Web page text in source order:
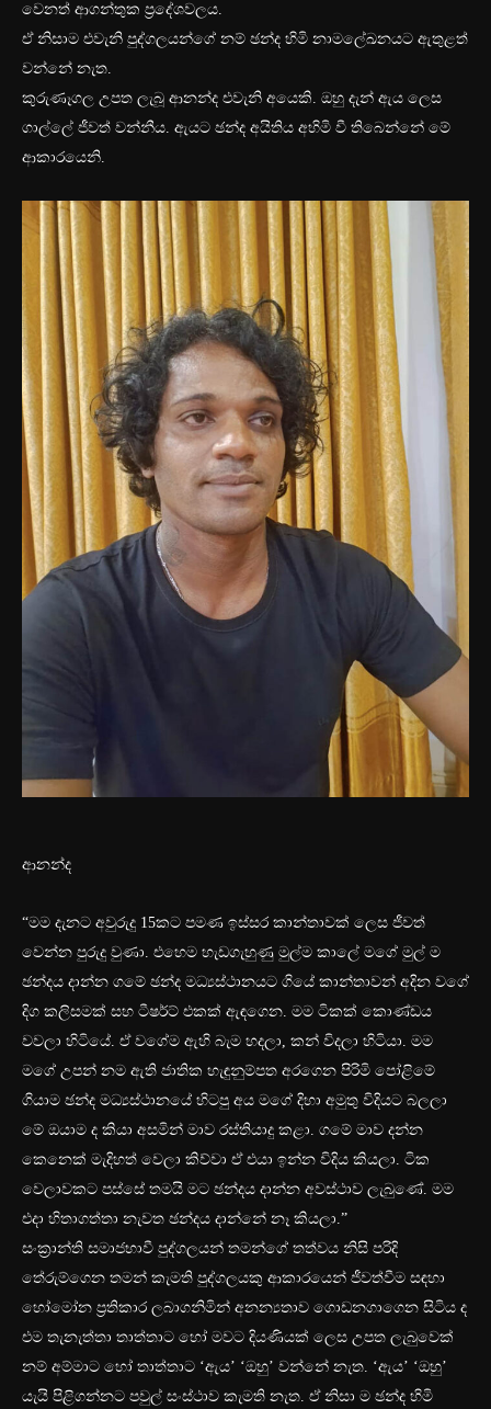
වෙනත් ආගන්තුක ප්‍රදේශවලය.
ඒ නිසාම එවැනි පුද්ගලයන්ගේ නම් ඡන්ද හිමි නාමලේඛනයට ඇතුළත්
වන්නේ නැත.
කුරුණෑගල උපත ලැබූ ආනන්ද එවැනි අයෙකි. ඔහු දැන් ඇය ලෙස
ගාල්ලේ ජීවත් වන්නීය. ඇයට ඡන්ද අයිතිය අහිමි වී තිබෙන්නේ මේ
ආකාරයෙනි.
ආනන්ද
“මම දැනට අවුරුදු 15කට පමණ ඉස්සර කාන්තාවක් ලෙස ජීවත්
වෙන්න පුරුදු වුණා. එහෙම හැඩගැහුණු මුල්ම කාලේ මගේ මුල් ම
ඡන්දය දාන්න ගමේ ඡන්ද මධ්‍යස්ථානයට ගියේ කාන්තාවන් අදින වගේ
දිග කලිසමක් සහ ටීෂර්ට් එකක් ඇඳගෙන. මම ටිකක්‍ කොණ්ඩය
වවලා හිටියේ. ඒ වගේම ඇහි බැම හදලා, කන් විදලා හිටියා. මම
මගේ උපන් නම ඇති ජාතික හැඳුනුම්පත අරගෙන පිරිමි ‍පෝළිමේ
ගියාම ඡන්ද මධ්‍යස්ථානයේ හිටපු අය මගේ දිහා අමුතු විදියට බලලා
මේ ඔයාම ද කියා අසමින් මාව රස්තියාදු කළා. ගමේ මාව දන්න
කෙනෙක් මැදිහත් වෙලා කිව්වා ඒ එයා ඉන්න විදිය කියලා. ටික
වෙලාවකට පස්සේ තමයි මට ඡන්දය දාන්න අවස්ථාව ලැබුණේ. මම
එදා හිතාගත්තා නැවත ඡන්දය දාන්නේ නෑ කියලා.”
සංක්‍රාන්ති සමාජභාවී පුද්ගලයන් තමන්ගේ තත්වය නිසි පරිදි
තේරුම්ගෙන තමන් කැමති පුද්ගලයකු ආකාරයෙන් ජීවත්වීම සඳහා
හෝමෝන ප්‍රතිකාර ලබාගනිමින් අනන්‍යතාව ගොඩනගාගෙන සිටිය ද
එම තැනැත්තා තාත්තාට හෝ මවට දියණියක් ලෙස උපත ලැබුවෙක්
නම් අම්මාට හෝ තාත්තාට ‘ඇය’ ‘ඔහු’ වන්නේ නැත. ‘ඇය’ ‘ඔහු’
යැයි පිළිගන්නට පවුල් සංස්ථාව කැමති නැත. ඒ නිසා ම ඡන්ද හිමි